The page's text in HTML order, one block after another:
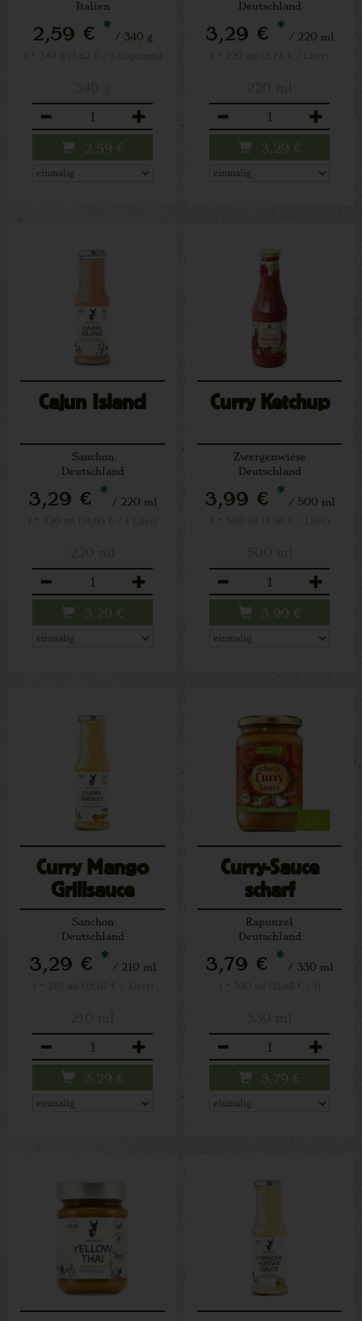
Italien
2,59 € * / 340 g
2,59 €
Deutschland
3,29 € * / 220 ml
3,29 €
Cajun Island
Sanchon
Deutschland
3,29 € * / 220 ml
3,29 €
Curry Ketchup
Zwergenwiese
Deutschland
3,99 € * / 500 ml
3,99 €
Curry Mango
Grillsauce
Sanchon
Deutschland
3,29 € * / 210 ml
3,29 €
Curry-Sauce
scharf
Rapunzel
Deutschland
3,79 € * / 330 ml
3,79 €